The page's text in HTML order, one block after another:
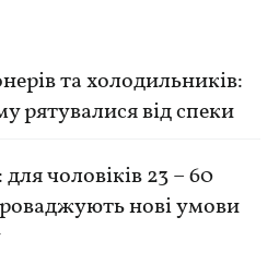
та холодильників:
рятувалися від спеки
чоловіків 23 – 60
нові умови